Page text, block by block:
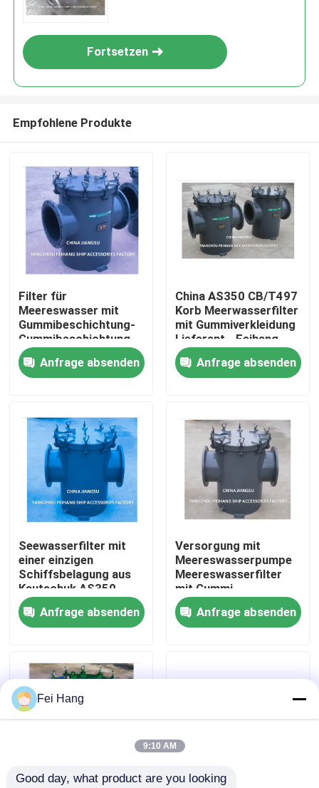
Startseite
Produkte
Über uns
Fabrik Tour
Qualitätskontrolle
Kontakt
Marine-Entlüftungskopf
Marine Sea Water Strainer
Fortsetzen
Empfohlene Produkte
Filter für
Meereswasser mit
Gummibeschichtung-
Gummibeschichtung
Grobwasserfilter für
Kühlsystem für
Meereswasser AS350
Anfrage absenden
China AS350 CB/T497
Korb Meerwasserfilter
mit Gummiverkleidung
Lieferant - Feihang
Marine
Anfrage absenden
Seewasserfilter mit
einer einzigen
Schiffsbelagung aus
Kautschuk AS350
CB/T497-2012
Seewasserfilter mit
einer einzigen
Kautschuk
Anfrage absenden
Versorgung mit
Meereswasserpumpe
Meereswasserfilter
mit Gummi,
Inhalationsfilter
AS350 CB/T 497-94 -
Feihang Marine
Anfrage absenden
Fei Hang
9:10 AM
Good day, what product are you looking